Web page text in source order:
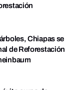
Chiapas se
de Reforestación